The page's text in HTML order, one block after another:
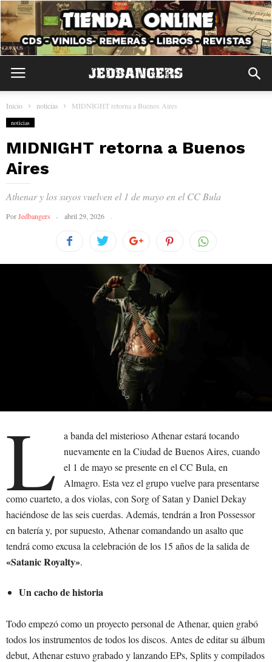
Inicio noticias MIDNIGHT retorna a Buenos Aires
noticias
MIDNIGHT retorna a Buenos
Aires
Athenar y los suyos vuelven el 1 de mayo en el CC Bula
PorJedbangers abril 29, 2026
L
a banda del misterioso Athenar estará tocando
nuevamente en la Ciudad de Buenos Aires, cuando
el 1 de mayo se presente en el CC Bula, en
Almagro. Esta vez el grupo vuelve para presentarse
como cuarteto, a dos violas, con Sorg of Satan y Daniel Dekay
haciéndose de las seis cuerdas. Además, tendrán a Iron Possessor
en batería y, por supuesto, Athenar comandando un asalto que
tendrá como excusa la celebración de los 15 años de la salida de
«Satanic Royalty».
Un cacho de historia
Todo empezó como un proyecto personal de Athenar, quien grabó
todos los instrumentos de todos los discos. Antes de editar su álbum
debut, Athenar estuvo grabado y lanzando EPs, Splits y compilados